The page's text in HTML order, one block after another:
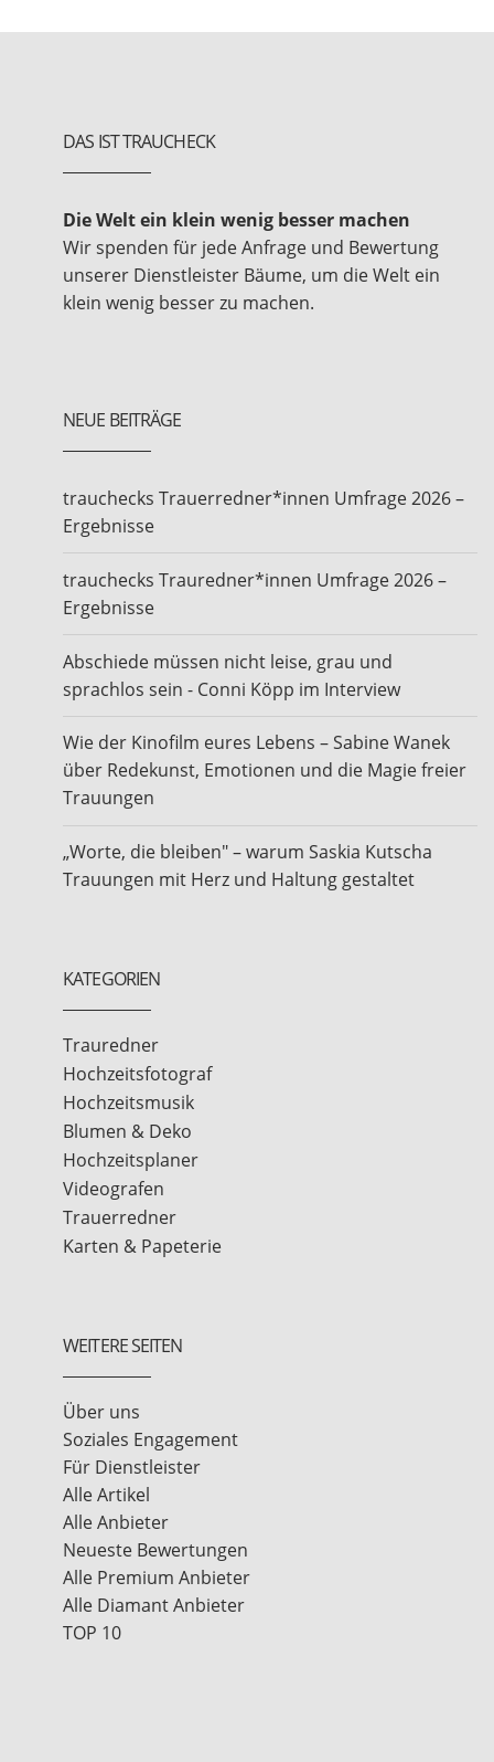
DAS IST TRAUCHECK
Die Welt ein klein wenig besser machen
Wir spenden für jede Anfrage und Bewertung
unserer Dienstleister Bäume, um die Welt ein
klein wenig besser zu machen.
NEUE BEITRÄGE
trauchecks Trauerredner*innen Umfrage 2026 –
Ergebnisse
trauchecks Trauredner*innen Umfrage 2026 –
Ergebnisse
Abschiede müssen nicht leise, grau und
sprachlos sein - Conni Köpp im Interview
Wie der Kinofilm eures Lebens – Sabine Wanek
über Redekunst, Emotionen und die Magie freier
Trauungen
„Worte, die bleiben" – warum Saskia Kutscha
Trauungen mit Herz und Haltung gestaltet
KATEGORIEN
Trauredner
Hochzeitsfotograf
Hochzeitsmusik
Blumen & Deko
Hochzeitsplaner
Videografen
Trauerredner
Karten & Papeterie
WEITERE SEITEN
Über uns
Soziales Engagement
Für Dienstleister
Alle Artikel
Alle Anbieter
Neueste Bewertungen
Alle Premium Anbieter
Alle Diamant Anbieter
TOP 10